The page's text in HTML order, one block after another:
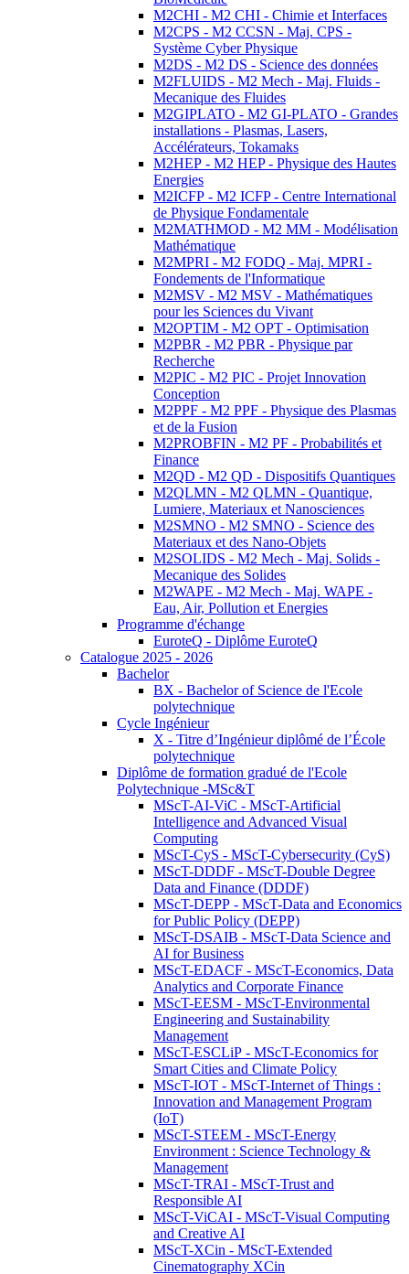
M2CHI - M2 CHI - Chimie et Interfaces
M2CPS - M2 CCSN - Maj. CPS -
Système Cyber Physique
M2DS - M2 DS - Science des données
M2FLUIDS - M2 Mech - Maj. Fluids -
Mecanique des Fluides
M2GIPLATO - M2 GI-PLATO - Grandes
installations - Plasmas, Lasers,
Accélérateurs, Tokamaks
M2HEP - M2 HEP - Physique des Hautes
Energies
M2ICFP - M2 ICFP - Centre International
de Physique Fondamentale
M2MATHMOD - M2 MM - Modélisation
Mathématique
M2MPRI - M2 FODQ - Maj. MPRI -
Fondements de l'Informatique
M2MSV - M2 MSV - Mathématiques
pour les Sciences du Vivant
M2OPTIM - M2 OPT - Optimisation
M2PBR - M2 PBR - Physique par
Recherche
M2PIC - M2 PIC - Projet Innovation
Conception
M2PPF - M2 PPF - Physique des Plasmas
et de la Fusion
M2PROBFIN - M2 PF - Probabilités et
Finance
M2QD - M2 QD - Dispositifs Quantiques
M2QLMN - M2 QLMN - Quantique,
Lumiere, Materiaux et Nanosciences
M2SMNO - M2 SMNO - Science des
Materiaux et des Nano-Objets
M2SOLIDS - M2 Mech - Maj. Solids -
Mecanique des Solides
M2WAPE - M2 Mech - Maj. WAPE -
Eau, Air, Pollution et Energies
Programme d'échange
EuroteQ - Diplôme EuroteQ
Catalogue 2025 - 2026
Bachelor
BX - Bachelor of Science de l'Ecole
polytechnique
Cycle Ingénieur
X - Titre d’Ingénieur diplômé de l’École
polytechnique
Diplôme de formation gradué de l'Ecole
Polytechnique -MSc&T
MScT-AI-ViC - MScT-Artificial
Intelligence and Advanced Visual
Computing
MScT-CyS - MScT-Cybersecurity (CyS)
MScT-DDDF - MScT-Double Degree
Data and Finance (DDDF)
MScT-DEPP - MScT-Data and Economics
for Public Policy (DEPP)
MScT-DSAIB - MScT-Data Science and
AI for Business
MScT-EDACF - MScT-Economics, Data
Analytics and Corporate Finance
MScT-EESM - MScT-Environmental
Engineering and Sustainability
Management
MScT-ESCLiP - MScT-Economics for
Smart Cities and Climate Policy
MScT-IOT - MScT-Internet of Things :
Innovation and Management Program
(IoT)
MScT-STEEM - MScT-Energy
Environment : Science Technology &
Management
MScT-TRAI - MScT-Trust and
Responsible AI
MScT-ViCAI - MScT-Visual Computing
and Creative AI
MScT-XCin - MScT-Extended
Cinematography XCin